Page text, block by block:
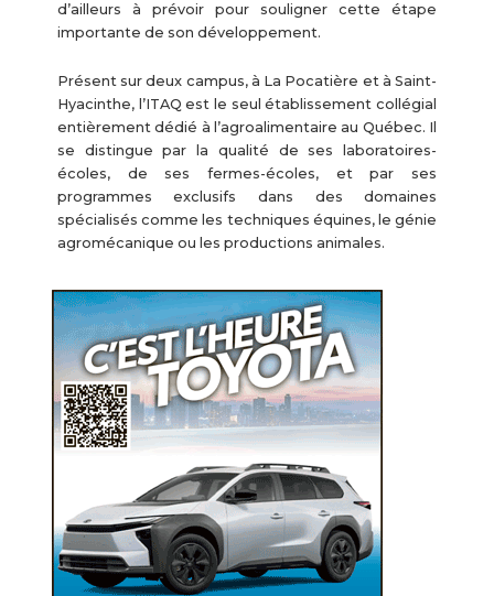
d’ailleurs à prévoir pour souligner cette étape
importante de son développement.
Présent sur deux campus, à La Pocatière et à Saint-
Hyacinthe, l’ITAQ est le seul établissement collégial
entièrement dédié à l’agroalimentaire au Québec. Il
se distingue par la qualité de ses laboratoires-
écoles, de ses fermes-écoles, et par ses
programmes exclusifs dans des domaines
spécialisés comme les techniques équines, le génie
agromécanique ou les productions animales.